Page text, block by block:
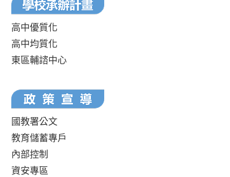
高中優質化
高中均質化
東區輔諮中心
國教署公文
教育儲蓄專戶
內部控制
資安專區